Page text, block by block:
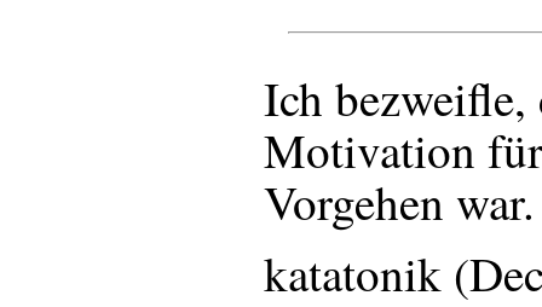
Ich bezweifle,
Motivation
Vorgehen war.
katatonik